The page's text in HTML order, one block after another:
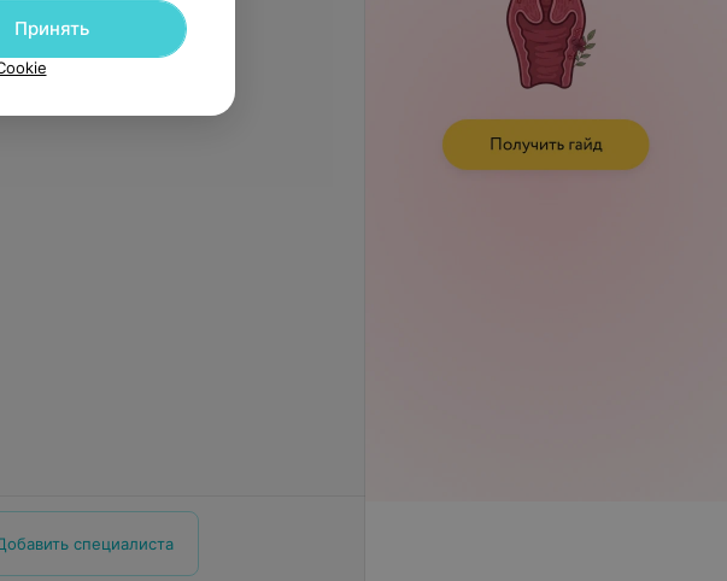
специалиста
Принять